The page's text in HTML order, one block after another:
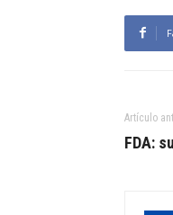
Artículo
FDA: